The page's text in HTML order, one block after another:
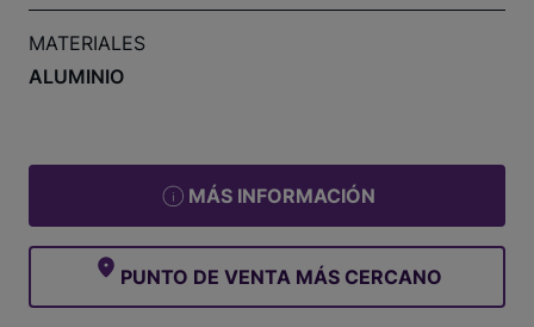
MATERIALES
ALUMINIO
MÁS INFORMACIÓN
PUNTO DE VENTA MÁS CERCANO